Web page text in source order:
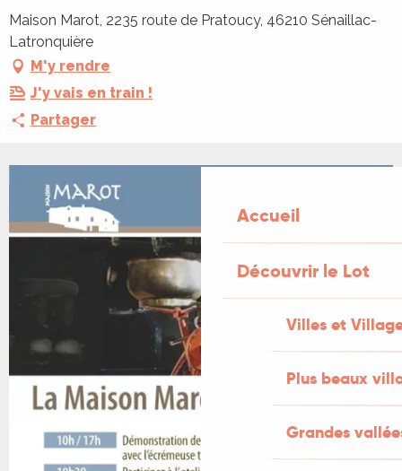
Accueil
Découvrir le Lot
Villes et
Plus beaux
Grandes
Maison Marot, 2235 route de Pratoucy, 46210 Sénaillac-
Latronquière
M'y rendre
J'y vais en train !
Partager